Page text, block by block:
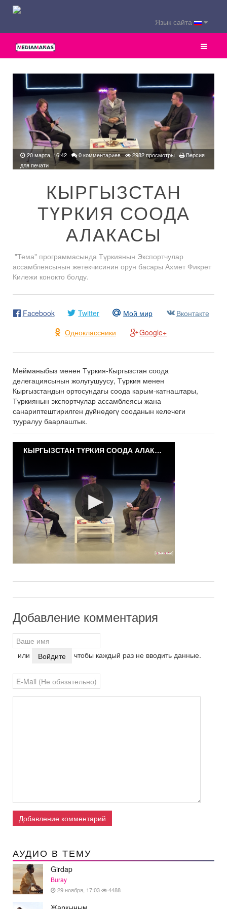
Язык сайта
20 марта, 16:42 · 0 комментариев· 2982 просмотры ·
Версия
для печати
КЫРГЫЗСТАН
ТҮРКИЯ СООДА
АЛАКАСЫ
"Тема" программасында Түркиянын Экспортчулар
ассамблеясынын жетекчисинин орун басары Ахмет Фикрет
Килежи конокто болду.
Facebook Twitter Мой мир
Вконтакте
Одноклассники
Google+
Мейманыбыз менен Түркия-Кыргызстан соода
делегациясынын жолугушуусу, Түркия менен
Кыргызстандын ортосундагы соода карым-катнаштары,
Түркиянын экспортчулар ассамблеясы жана
санариптештирилген дүйнөдөгү сооданын келечеги
тууралуу баарлаштык.
КЫРГЫЗСТАН ТҮРКИЯ СООДА АЛАКАСЫ
Добавление комментария
или Войдите чтобы каждый раз не вводить данные.
Добавление комментарий
АУДИО В ТЕМУ
Girdap
Buray
29 ноября, 17:03 4488
Жаркыным